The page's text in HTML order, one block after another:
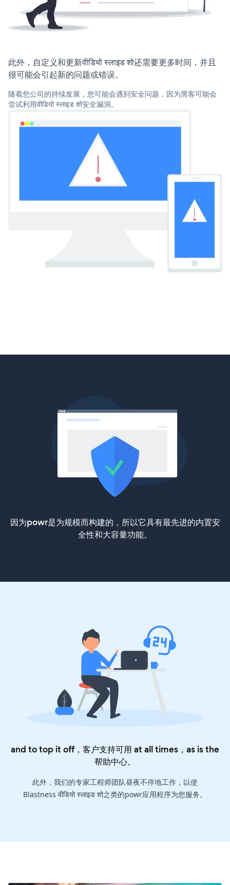
此外，自定义和更新वीडियो स्लाइड शो还需要更多时间，并且
很可能会引起新的问题或错误。
随着您公司的持续发展，您可能会遇到安全问题，因为黑客可能会
尝试利用वीडियो स्लाइड शो安全漏洞。
因为powr是为规模而构建的，所以它具有最先进的内置安
全性和大容量功能。
and to top it off，客户支持可用 at all times，as is the
帮助中心。
此外，我们的专家工程师团队昼夜不停地工作，以使
Blastness वीडियो स्लाइड शो之类的powr应用程序为您服务。